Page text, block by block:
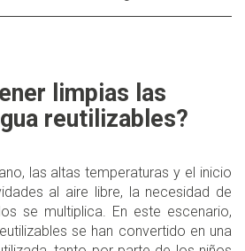
limpias las
reutilizables?
las altas temperaturas y el inicio
al aire libre, la necesidad de
se multiplica. En este escenario,
se han convertido en una